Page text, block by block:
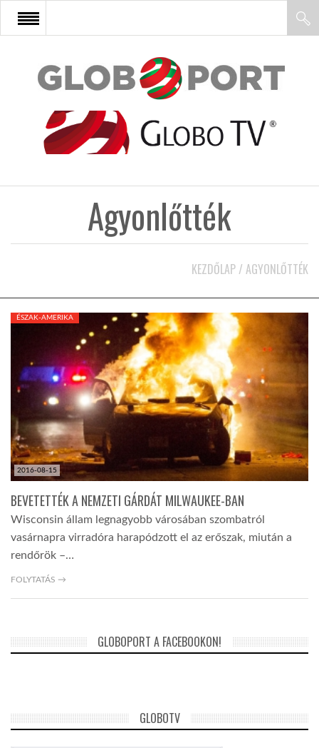
FŐOLDAL
AFRIKA
KÖZEL-KELET
AUSZTRÁLIA
A VILÁG ITTHON
GLOBOTV BP
GLOBOTV
Agyonlőtték
KEZDŐLAP / AGYONLŐTTÉK
2016-08-15
ÉSZAK-AMERIKA
BEVETETTÉK A NEMZETI GÁRDÁT MILWAUKEE-BAN
Wisconsin állam legnagyobb városában szombatról
vasárnapra virradóra harapódzott el az erőszak, miután a
rendőrök –…
FOLYTATÁS →
GLOBOPORT A FACEBOOKON!
GLOBOTV